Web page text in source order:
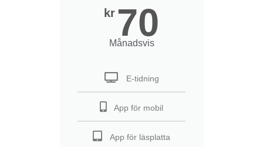
kr 70
Månadsvis
E-tidning
App för mobil
App för läsplatta